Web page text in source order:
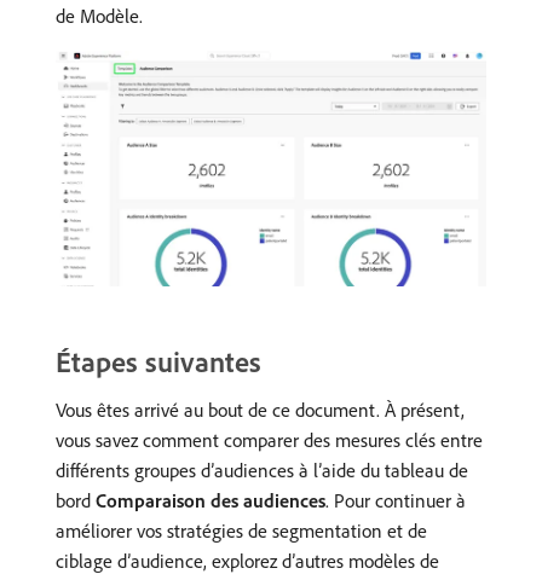
de Modèle.
Étapes suivantes
Vous êtes arrivé au bout de ce document. À présent,
vous savez comment comparer des mesures clés entre
différents groupes d’audiences à l’aide du tableau de
bord Comparaison des audiences. Pour continuer à
améliorer vos stratégies de segmentation et de
ciblage d’audience, explorez d’autres modèles de